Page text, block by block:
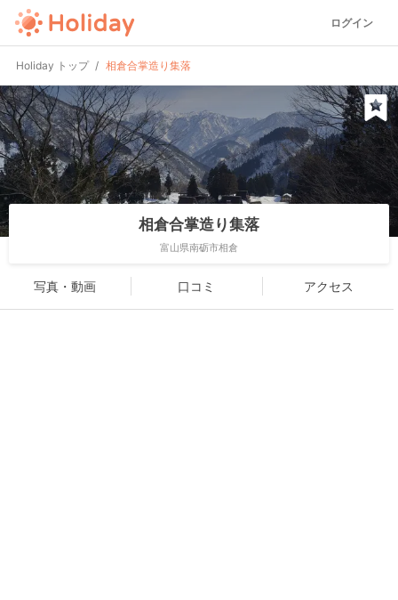
ログイン
Holiday トップ 相倉合掌造り集落
相倉合掌造り集落
富山県南砺市相倉
写真・動画 口コミ アクセス